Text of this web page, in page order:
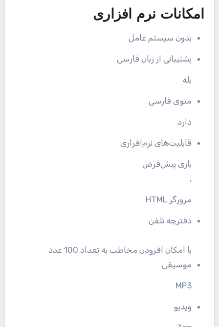
امکانات نرم افزاری
بدون سیستم عامل
پشتیبانی از زبان فارسی
بله
منوی فارسی
دارد
قابلیت‌های نرم‌افزاری
بازی پیش‌فرض
,
مرورگر HTML
دفترچه تلفن
با امکان افزودن مخاطب به تعداد 100 عدد
موسیقی
MP3
ویدیو